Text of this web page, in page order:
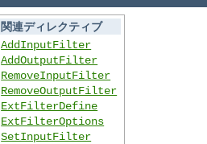
関連ディレクティブ
AddInputFilter
AddOutputFilter
RemoveInputFilter
RemoveOutputFilter
ExtFilterDefine
ExtFilterOptions
SetInputFilter